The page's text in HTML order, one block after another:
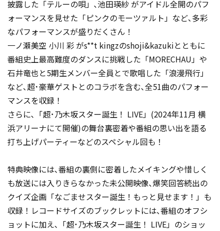
披露した「テルーの唄」､池田瑛紗 がアイドル全開のパフ
ォーマンスを見せた「ピンクのモーツァルト」など､多彩
なパフォーマンスが盛りだくさん！
一ノ瀬美空 小川 彩 がs**t kingzのshoji&kazukiとともに
番組史上最高難度のダンスに挑戦した「MORECHAU」や
石井竜也と5期生メンバー全員とで歌唱した「浪漫飛行」
など､超･豪華ゲストとのコラボを含む､全51曲のパフォー
マンスを収録！
さらに､「超･乃木坂スター誕生！ LIVE」(2024年11月 横
浜アリーナにて開催)の舞台裏密着や番組の思い出を語る
打ち上げパーティーなどのスペシャル回も！
特典映像には､番組の裏側に密着したメイキングや惜しく
も放送には入りきらなかった未公開映像､爆笑回答続出の
クイズ企画「なごませスター誕生！もっと見せます！」も
収録！レコードサイズのブックレットには､番組のオフシ
ョットに加え､「超･乃木坂スター誕生！ LIVE」のショッ